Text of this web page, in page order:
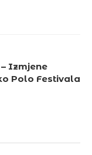
Izmjene
Polo Festivala